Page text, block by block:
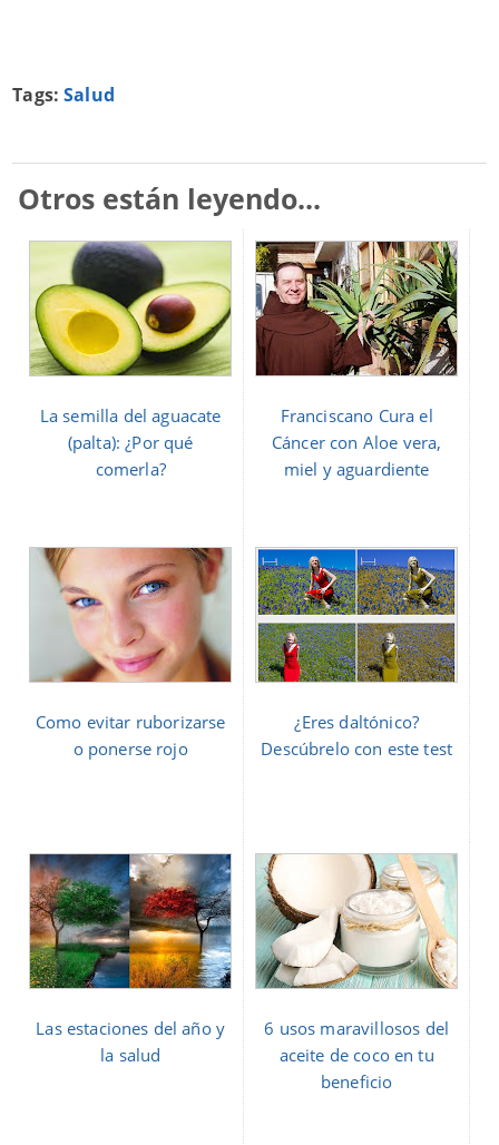
Tags:Salud
Otros están leyendo...
La semilla del aguacate
(palta): ¿Por qué
comerla?
Franciscano Cura el
Cáncer con Aloe vera,
miel y aguardiente
Como evitar ruborizarse
o ponerse rojo
¿Eres daltónico?
Descúbrelo con este test
Las estaciones del año y
la salud
6 usos maravillosos del
aceite de coco en tu
beneficio